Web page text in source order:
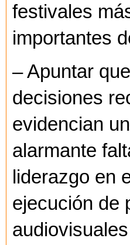
festivales
importantes
– Apuntar
decisiones
evidencian
alarmante
liderazgo en
ejecución de